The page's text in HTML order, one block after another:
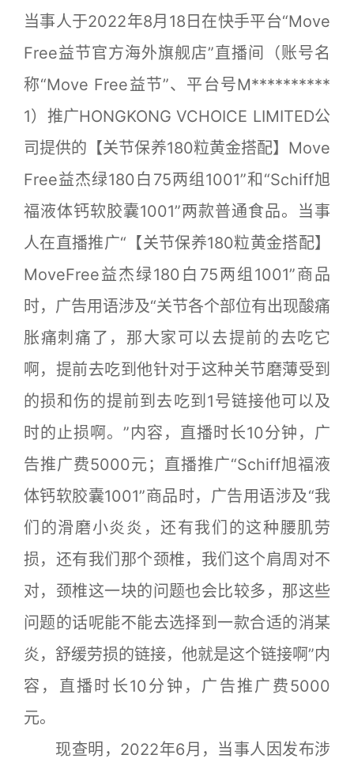
当事人于2022年8月18日在快手平台“Move
Free益节官方海外旗舰店”直播间（账号名
称“Move Free益节”、平台号M**********
1）推广HONGKONG VCHOICE LIMITED公
司提供的【关节保养180粒黄金搭配】Move
Free益杰绿180白75两组1001”和“Schiff旭
福液体钙软胶囊1001”两款普通食品。当事
人在直播推广“【关节保养180粒黄金搭配】
MoveFree益杰绿180白75两组1001”商品
时，广告用语涉及“关节各个部位有出现酸痛
胀痛刺痛了，那大家可以去提前的去吃它
啊，提前去吃到他针对于这种关节磨薄受到
的损和伤的提前到去吃到1号链接他可以及
时的止损啊。”内容，直播时长10分钟，广
告推广费5000元；直播推广“Schiff旭福液
体钙软胶囊1001”商品时，广告用语涉及“我
们的滑磨小炎炎，还有我们的这种腰肌劳
损，还有我们那个颈椎，我们这个肩周对不
对，颈椎这一块的问题也会比较多，那这些
问题的话呢能不能去选择到一款合适的消某
炎，舒缓劳损的链接，他就是这个链接啊”内
容，直播时长10分钟，广告推广费5000
元。
现查明，2022年6月，当事人因发布涉